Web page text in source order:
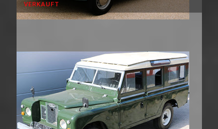
VERKAUFT